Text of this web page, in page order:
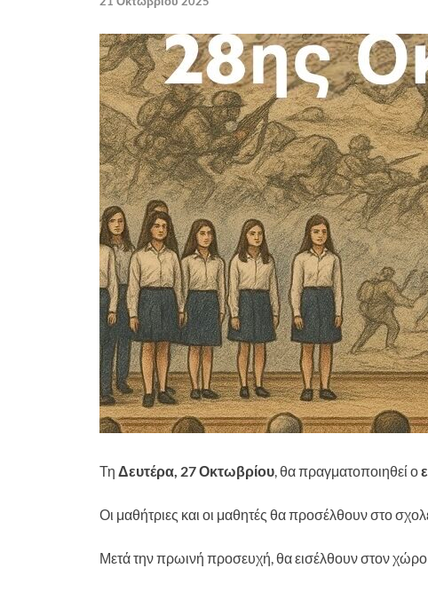
Τη Δευτέρα, 27 Οκτωβρίου, θα πραγματοποιηθεί ο
Οι μαθήτριες και οι μαθητές θα προσέλθουν στο
Μετά την πρωινή προσευχή, θα εισέλθουν στον